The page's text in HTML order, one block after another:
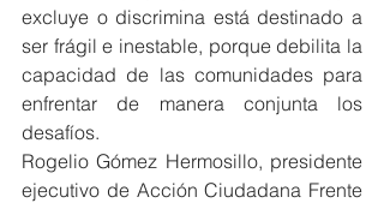
excluye o discrimina está destinado a
ser frágil e inestable, porque debilita la
capacidad de las comunidades para
enfrentar de manera conjunta los
desafíos.
Rogelio Gómez Hermosillo, presidente
ejecutivo de Acción Ciudadana Frente